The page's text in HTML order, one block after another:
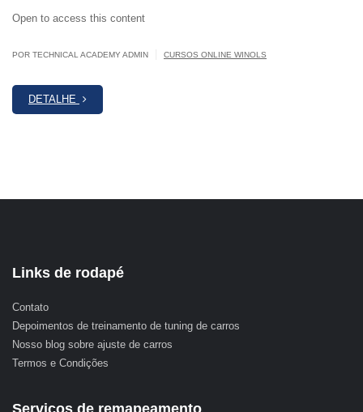
Open to access this content
POR TECHNICAL ACADEMY ADMIN CURSOS ONLINE WINOLS
DETALHE
Links de rodapé
Contato
Depoimentos de treinamento de tuning de carros
Nosso blog sobre ajuste de carros
Termos e Condições